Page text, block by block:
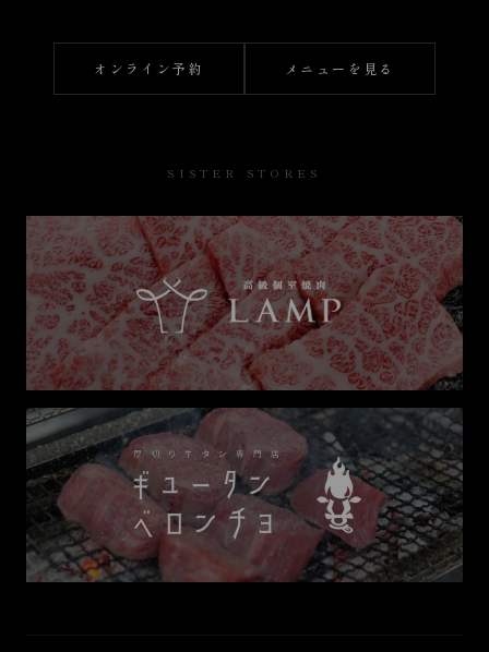
オンライン予約 メニューを見る
SISTER STORES